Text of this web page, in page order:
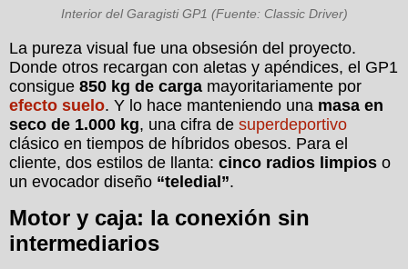
Interior del Garagisti GP1 (Fuente: Classic Driver)
La pureza visual fue una obsesión del proyecto.
Donde otros recargan con aletas y apéndices, el GP1
consigue 850 kg de carga mayoritariamente por
efecto suelo. Y lo hace manteniendo una masa en
seco de 1.000 kg, una cifra de superdeportivo
clásico en tiempos de híbridos obesos. Para el
cliente, dos estilos de llanta: cinco radios limpios o
un evocador diseño “teledial”.
Motor y caja: la conexión sin
intermediarios